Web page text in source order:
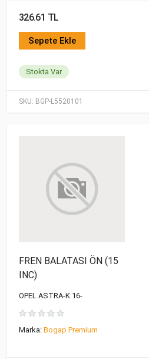
SKU: BGP-L5520101
326.61 TL
Sepete Ekle
Stokta Var
FREN BALATASI ÖN (15
INC)
OPEL ASTRA-K 16-
Marka: Bogap Premium